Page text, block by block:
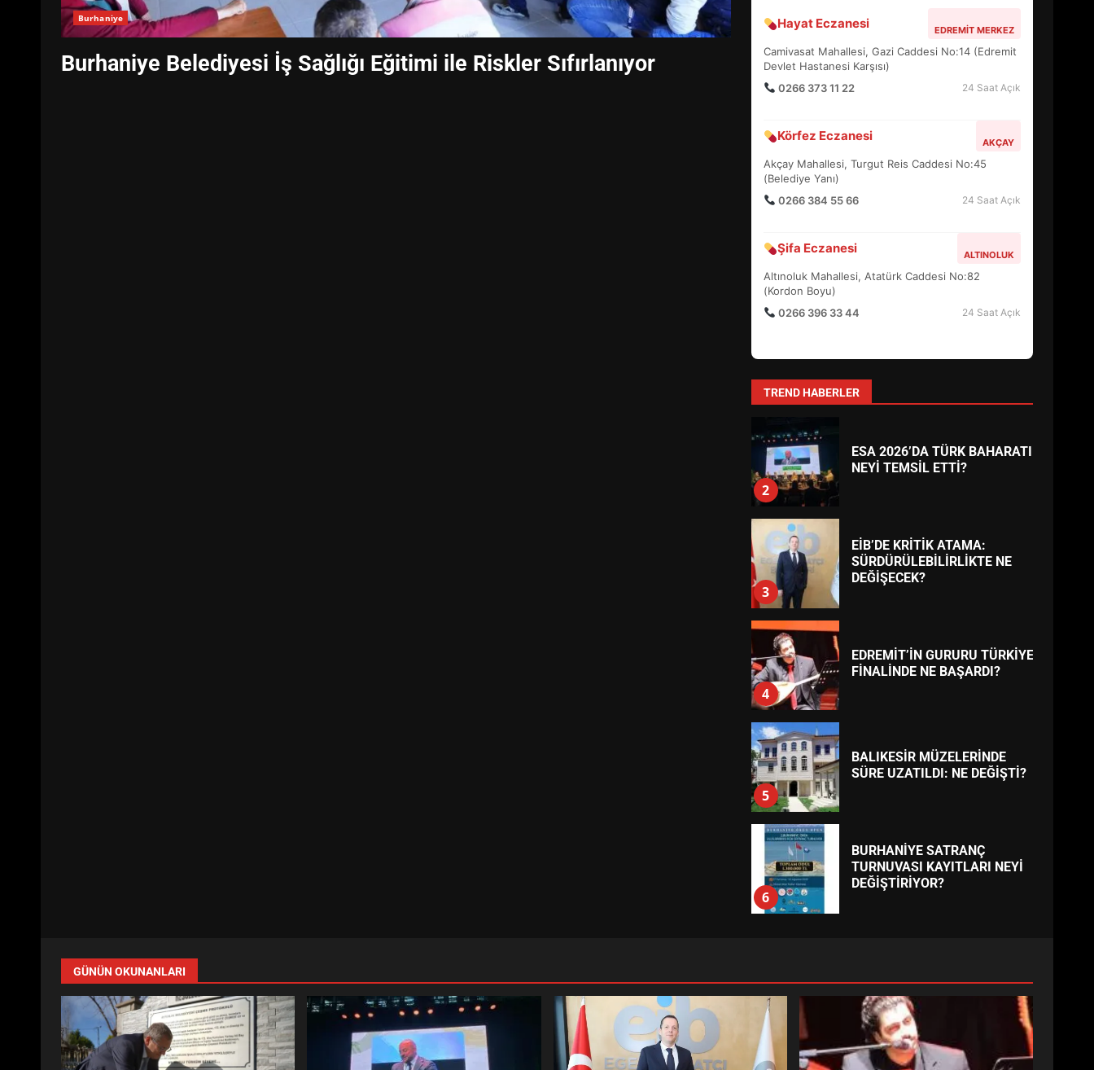
Burhaniye
Burhaniye Belediyesi İş Sağlığı Eğitimi ile Riskler Sıfırlanıyor
Hayat Eczanesi EDREMIT MERKEZ
Camivasat Mahallesi, Gazi Caddesi No:14 (Edremit
Devlet Hastanesi Karşısı)
0266 373 11 22
24 Saat Açık
Körfez Eczanesi AKÇAY
Akçay Mahallesi, Turgut Reis Caddesi No:45
(Belediye Yanı)
0266 384 55 66
24 Saat Açık
Şifa Eczanesi ALTINOLUK
Altınoluk Mahallesi, Atatürk Caddesi No:82
(Kordon Boyu)
0266 396 33 44
24 Saat Açık
TREND HABERLER
5
BALIKESİR MÜZELERİNDE
SÜRE UZATILDI: NE DEĞİŞTİ?
6
BURHANİYE SATRANÇ
DEĞİŞTİRİYOR?
7
BURHANİYE
BELEDİYESPOR’DA YENİ
YÖNETİM NASIL ŞEKİLLENDİ?
1
HAREKETE GEÇİYOR: GÖZLER
2
ESA 2026’DA TÜRK BAHARATI
NEYİ TEMSİL ETTİ?
3
EİB’DE KRİTİK ATAMA:
SÜRDÜRÜLEBİLİRLİKTE NE
DEĞİŞECEK?
4
EDREMİT’İN GURURU TÜRKİYE
FİNALİNDE NE BAŞARDI?
5
BALIKESİR MÜZELERİNDE
SÜRE UZATILDI: NE DEĞİŞTİ?
6
BURHANİYE SATRANÇ
TURNUVASI KAYITLARI NEYİ
DEĞİŞTİRİYOR?
7
YÖNETİM NASIL ŞEKİLLENDİ?
AYVALIK SU MİRASI İÇİN
GÜNÜN OKUNANLARI